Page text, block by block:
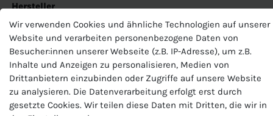
Hersteller
Jako
EU-Verantwortlicher
JAKO AG, Amtstrasse 82 , 74673 Mulfingen , Deutschland,
+49 7938 90630, info@jako.de
Wir verwenden Cookies und ähnliche Technologien auf unserer
Website und verarbeiten personenbezogene Daten von
Besucher:innen unserer Webseite (z.B. IP-Adresse), um z.B.
Inhalte und Anzeigen zu personalisieren, Medien von
Drittanbietern einzubinden oder Zugriffe auf unsere Website
zu analysieren. Die Datenverarbeitung erfolgt erst durch
gesetzte Cookies. Wir teilen diese Daten mit Dritten, die wir in